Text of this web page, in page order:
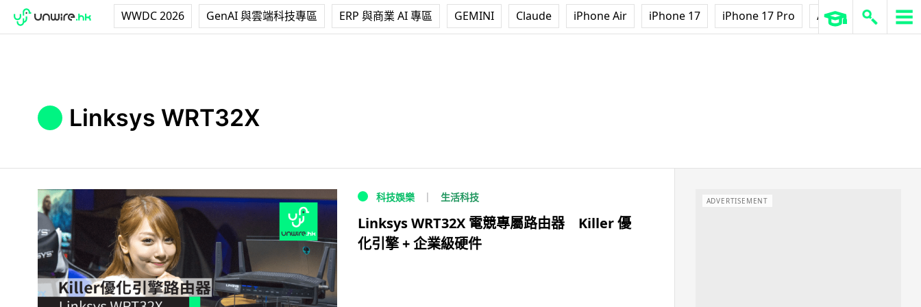
WWDC 2026 GenAI 與雲端科技專區 ERP 與商業 AI 專區 GEMINI Claude iPhone Air iPhone 17 iPhone 17 Pro AirPods Pro 3
Linksys WRT32X
科技娛樂 生活科技
Linksys WRT32X 電競專屬路由器 Killer 優
化引擎 + 企業級硬件
ADVERTISEMENT